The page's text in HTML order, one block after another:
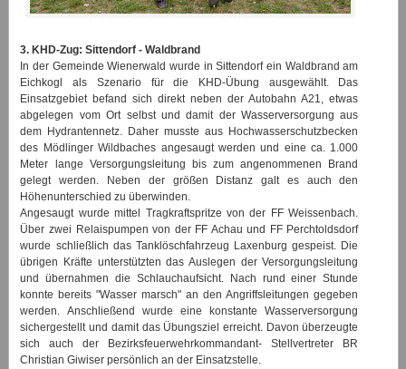
3. KHD-Zug: Sittendorf - Waldbrand
In der Gemeinde Wienerwald wurde in Sittendorf ein Waldbrand am
Eichkogl als Szenario für die KHD-Übung ausgewählt. Das
Einsatzgebiet befand sich direkt neben der Autobahn A21, etwas
abgelegen vom Ort selbst und damit der Wasserversorgung aus
dem Hydrantennetz. Daher musste aus Hochwasserschutzbecken
des Mödlinger Wildbaches angesaugt werden und eine ca. 1.000
Meter lange Versorgungsleitung bis zum angenommenen Brand
gelegt werden. Neben der größen Distanz galt es auch den
Höhenunterschied zu überwinden.
Angesaugt wurde mittel Tragkraftspritze von der FF Weissenbach.
Über zwei Relaispumpen von der FF Achau und FF Perchtoldsdorf
wurde schließlich das Tanklöschfahrzeug Laxenburg gespeist. Die
übrigen Kräfte unterstützten das Auslegen der Versorgungsleitung
und übernahmen die Schlauchaufsicht. Nach rund einer Stunde
konnte bereits "Wasser marsch" an den Angriffsleitungen gegeben
werden. Anschließend wurde eine konstante Wasserversorgung
sichergestellt und damit das Übungsziel erreicht. Davon überzeugte
sich auch der Bezirksfeuerwehrkommandant- Stellvertreter BR
Christian Giwiser persönlich an der Einsatzstelle.